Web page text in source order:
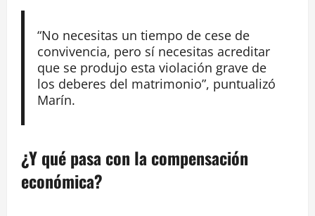
“No necesitas un tiempo de cese de
convivencia, pero sí necesitas acreditar
que se produjo esta violación grave de
los deberes del matrimonio”, puntualizó
Marín.
¿Y qué pasa con la compensación
económica?